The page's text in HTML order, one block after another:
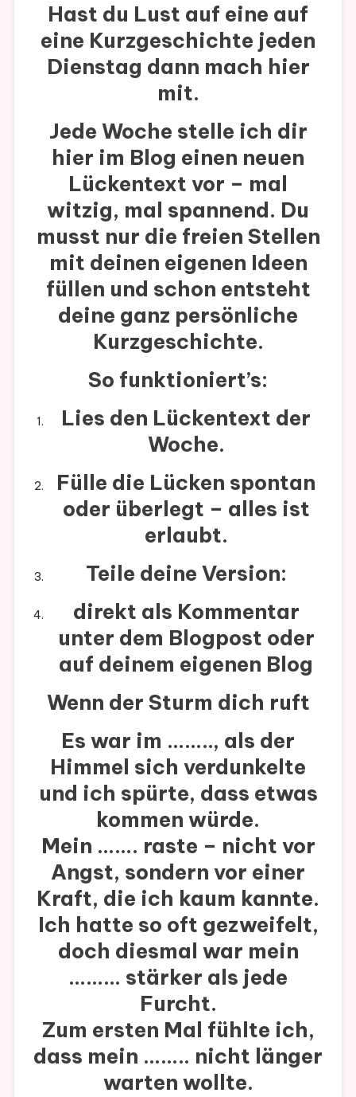
Aktion)
Zum
Ausfüllen
Hast du Lust auf eine auf
eine Kurzgeschichte jeden
Dienstag dann mach hier
mit.
Jede Woche stelle ich dir
hier im Blog einen neuen
Lückentext vor – mal
witzig, mal spannend. Du
musst nur die freien Stellen
mit deinen eigenen Ideen
füllen und schon entsteht
deine ganz persönliche
Kurzgeschichte.
So funktioniert’s:
Lies den Lückentext der
Woche.
Fülle die Lücken spontan
oder überlegt – alles ist
erlaubt.
Teile deine Version:
direkt als Kommentar
unter dem Blogpost oder
auf deinem eigenen Blog
Wenn der Sturm dich ruft
Es war im …….., als der
Himmel sich verdunkelte
und ich spürte, dass etwas
kommen würde.
Mein ……. raste – nicht vor
Angst, sondern vor einer
Kraft, die ich kaum kannte.
Ich hatte so oft gezweifelt,
doch diesmal war mein
……… stärker als jede
Furcht.
Zum ersten Mal fühlte ich,
dass mein …….. nicht länger
warten wollte.